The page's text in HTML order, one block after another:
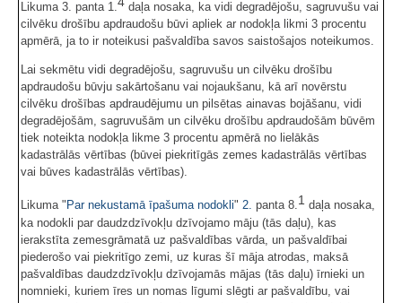
Likuma 3. panta 1.
daļa nosaka, ka vidi degradējošu, sagruvušu vai
cilvēku drošību apdraudošu būvi apliek ar nodokļa likmi 3 procentu
apmērā, ja to ir noteikusi pašvaldība savos saistošajos noteikumos.
Lai sekmētu vidi degradējošu, sagruvušu un cilvēku drošību
apdraudošu būvju sakārtošanu vai nojaukšanu, kā arī novērstu
cilvēku drošības apdraudējumu un pilsētas ainavas bojāšanu, vidi
degradējošām, sagruvušām un cilvēku drošību apdraudošām būvēm
tiek noteikta nodokļa likme 3 procentu apmērā no lielākās
kadastrālās vērtības (būvei piekritīgās zemes kadastrālās vērtības
vai būves kadastrālās vērtības).
Likuma " Par nekustamā īpašuma nodokli" 2. panta 8.1 daļa nosaka,
ka nodokli par daudzdzīvokļu dzīvojamo māju (tās daļu), kas
ierakstīta zemesgrāmatā uz pašvaldības vārda, un pašvaldībai
piederošo vai piekritīgo zemi, uz kuras šī māja atrodas, maksā
pašvaldības daudzdzīvokļu dzīvojamās mājas (tās daļu) īrnieki un
nomnieki, kuriem īres un nomas līgumi slēgti ar pašvaldību, vai